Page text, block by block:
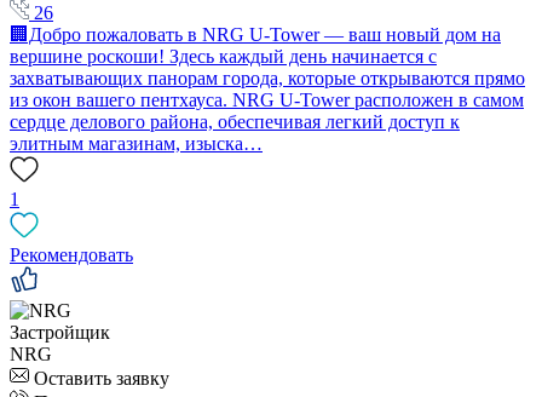
26
🏢Добро пожаловать в NRG U-Tower — ваш новый дом на
вершине роскоши! Здесь каждый день начинается с
захватывающих панорам города, которые открываются прямо
из окон вашего пентхауса. NRG U-Tower расположен в самом
сердце делового района, обеспечивая легкий доступ к
элитным магазинам, изыска…
1
Рекомендовать
Застройщик
NRG
Оставить заявку